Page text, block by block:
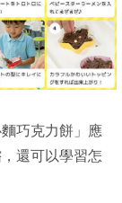
巧克力餅」應
還可以學習怎